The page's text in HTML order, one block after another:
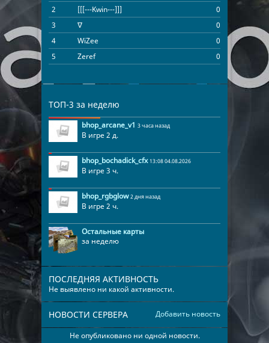
2
[[[---Kwin---]]] 0
3
∇ 0 00:36:22
4
WiZee 0 00:32:10
5
Zeref 0 00:05:04
ТОП-3 за неделю
bhop_arcane_v1 3 часа назад
В игре 2 д.
bhop_bochadick_cfx 13:08 04.08.2026
В игре 3 ч.
bhop_rgbglow 2 дня назад
В игре 2 ч.
Остальные карты
за неделю
ПОСЛЕДНЯЯ АКТИВНОСТЬ
Не выявлено ни какой активности.
Добавить новость
НОВОСТИ СЕРВЕРА
Не опубликовано ни одной новости.